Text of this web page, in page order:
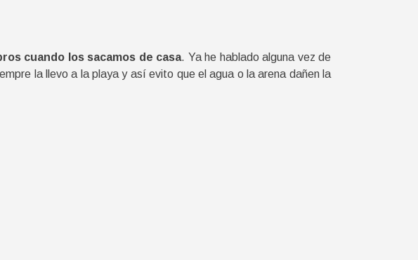
cuando los sacamos de casa. Ya he hablado alguna vez de
la llevo a la playa y así evito que el agua o la arena dañen la